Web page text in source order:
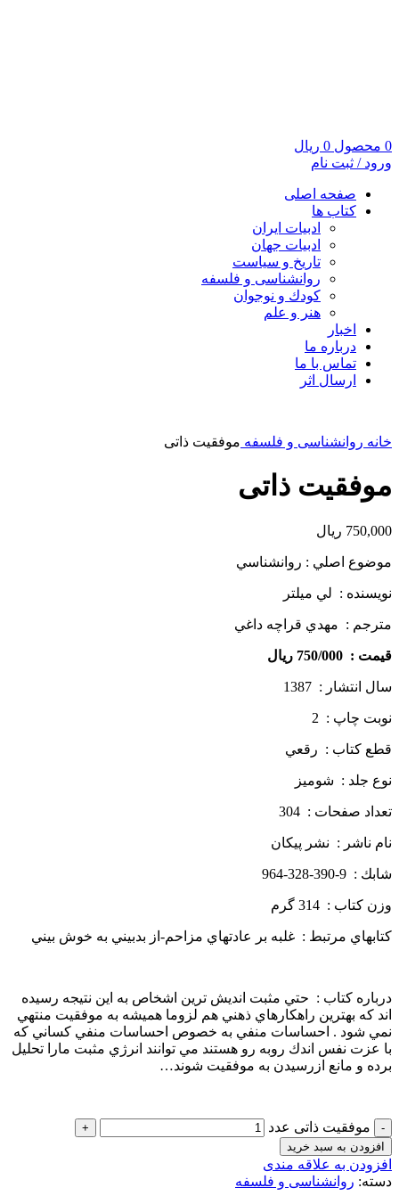
0 محصول 0 ریال
ورود / ثبت نام
صفحه اصلی
کتاب ها
ادبیات ایران
ادبیات جهان
تاریخ و سیاست
روانشناسی و فلسفه
کودك و نوجوان
هنر و علم
اخبار
درباره ما
تماس با ما
ارسال اثر
خانه روانشناسی و فلسفه موفقیت ذاتی
موفقیت ذاتی
750,000 ریال
موضوع اصلي : روانشناسي
نويسنده : لي ميلتر
مترجم : مهدي قراچه داغي
قيمت : 750/000 ريال
سال انتشار : 1387
نوبت چاپ : 2
قطع كتاب : رقعي
نوع جلد : شوميز
تعداد صفحات : 304
نام ناشر : نشر پيكان
شابك : 9-390-328-964
وزن كتاب : 314 گرم
كتابهاي مرتبط : غلبه بر عادتهاي مزاحم-از بدبيني به خوش بيني
درباره كتاب : حتي مثبت انديش ترين اشخاص به اين نتيجه رسيده
اند كه بهترين راهكارهاي ذهني هم لزوما هميشه به موفقيت منتهي
نمي شود . احساسات منفي به خصوص احساسات منفي كساني كه
با عزت نفس اندك روبه رو هستند مي توانند انرژي مثبت مارا تحليل
برده و مانع ازرسيدن به موفقيت شوند…
موفقیت ذاتی عدد
افزودن به سبد خرید
افزودن به علاقه مندی
دسته: روانشناسی و فلسفه